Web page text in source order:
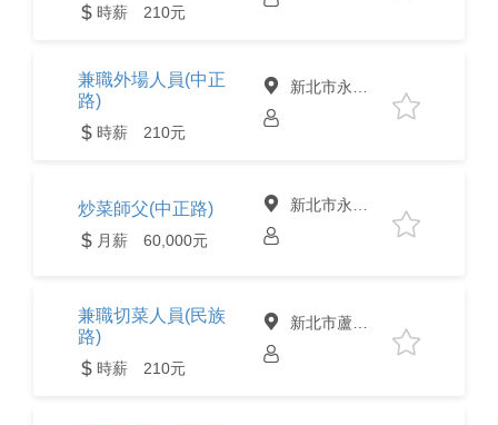
時薪 210元
兼職外場人員(中正
路)
時薪 210元
新北市永和區
炒菜師父(中正路)
月薪 60,000元
新北市永和區
兼職切菜人員(民族
路)
時薪 210元
新北市蘆洲區